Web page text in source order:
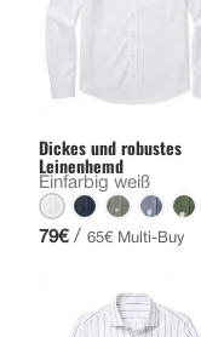
Dickes und robustes
Leinenhemd
Einfarbig weiß
79€ / 65€ Multi-Buy